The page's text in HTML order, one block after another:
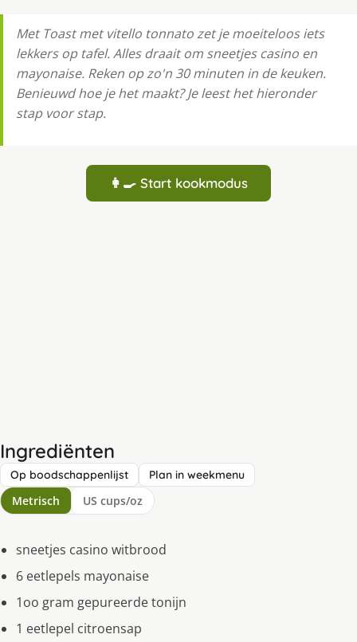
Met Toast met vitello tonnato zet je moeiteloos iets
lekkers op tafel. Alles draait om sneetjes casino en
mayonaise. Reken op zo'n 30 minuten in de keuken.
Benieuwd hoe je het maakt? Je leest het hieronder
stap voor stap.
👩‍🍳 Start kookmodus
Ingrediënten
Op boodschappenlijst Plan in weekmenu
Metrisch US cups/oz
sneetjes casino witbrood
6 eetlepels mayonaise
1oo gram gepureerde tonijn
1 eetlepel citroensap